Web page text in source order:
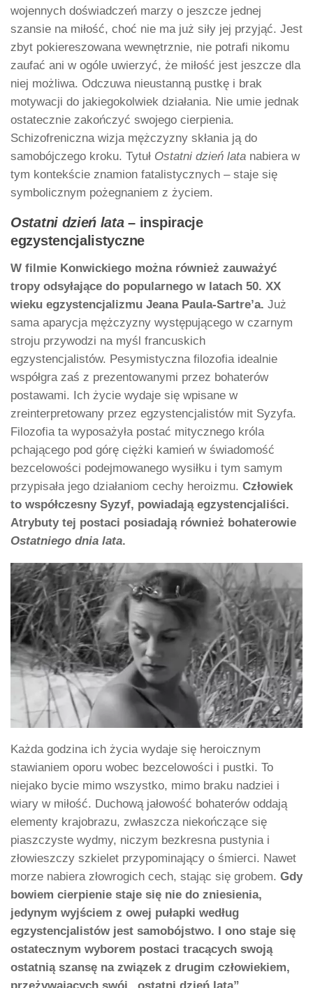
wojennych doświadczeń marzy o jeszcze jednej
szansie na miłość, choć nie ma już siły jej przyjąć. Jest
zbyt pokiereszowana wewnętrznie, nie potrafi nikomu
zaufać ani w ogóle uwierzyć, że miłość jest jeszcze dla
niej możliwa. Odczuwa nieustanną pustkę i brak
motywacji do jakiegokolwiek działania. Nie umie jednak
ostatecznie zakończyć swojego cierpienia.
Schizofreniczna wizja mężczyzny skłania ją do
samobójczego kroku. Tytuł Ostatni dzień lata nabiera w
tym kontekście znamion fatalistycznych – staje się
symbolicznym pożegnaniem z życiem.
Ostatni dzień lata– inspiracje
egzystencjalistyczne
W filmie Konwickiego można również zauważyć
tropy odsyłające do popularnego w latach 50. XX
wieku egzystencjalizmu Jeana Paula-Sartre’a. Już
sama aparycja mężczyzny występującego w czarnym
stroju przywodzi na myśl francuskich
egzystencjalistów. Pesymistyczna filozofia idealnie
współgra zaś z prezentowanymi przez bohaterów
postawami. Ich życie wydaje się wpisane w
zreinterpretowany przez egzystencjalistów mit Syzyfa.
Filozofia ta wyposażyła postać mitycznego króla
pchającego pod górę ciężki kamień w świadomość
bezcelowości podejmowanego wysiłku i tym samym
przypisała jego działaniom cechy heroizmu. Człowiek
to współczesny Syzyf, powiadają egzystencjaliści.
Atrybuty tej postaci posiadają również bohaterowie
Ostatniego dnia lata.
Każda godzina ich życia wydaje się heroicznym
stawianiem oporu wobec bezcelowości i pustki. To
niejako bycie mimo wszystko, mimo braku nadziei i
wiary w miłość. Duchową jałowość bohaterów oddają
elementy krajobrazu, zwłaszcza niekończące się
piaszczyste wydmy, niczym bezkresna pustynia i
złowieszczy szkielet przypominający o śmierci. Nawet
morze nabiera złowrogich cech, stając się grobem. Gdy
bowiem cierpienie staje się nie do zniesienia,
jedynym wyjściem z owej pułapki według
egzystencjalistów jest samobójstwo. I ono staje się
ostatecznym wyborem postaci tracących swoją
ostatnią szansę na związek z drugim człowiekiem,